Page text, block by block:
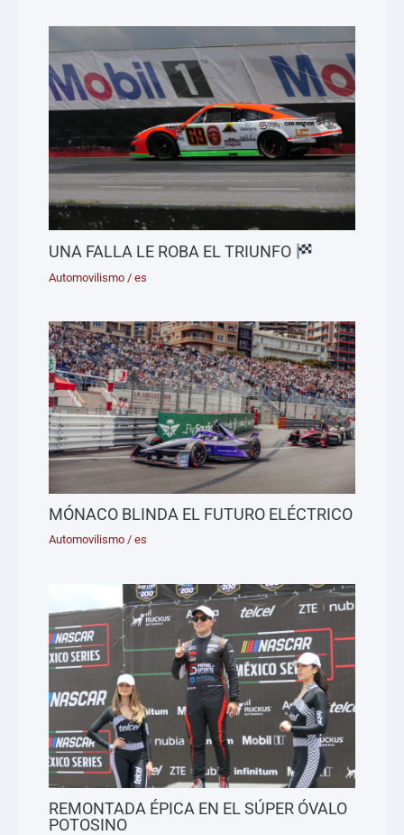
UNA FALLA LE ROBA EL TRIUNFO
Automovilismo /es
MÓNACO BLINDA EL FUTURO ELÉCTRICO
Automovilismo /es
REMONTADA ÉPICA EN EL SÚPER ÓVALO
POTOSINO